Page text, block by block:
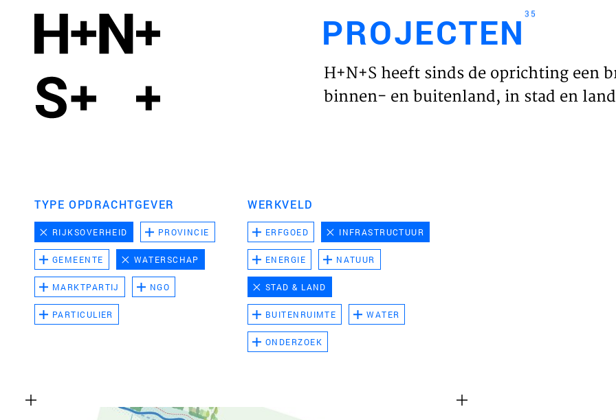
HOME
PROJECTEN35
H+N+S heeft sinds de oprichting een
binnen- en buitenland, in stad en
TYPE OPDRACHTGEVER
RIJKSOVERHEID PROVINCIE
GEMEENTE WATERSCHAP
MARKTPARTIJ NGO
PARTICULIER
WERKVELD
ERFGOED INFRASTRUCTUUR
ENERGIE NATUUR
STAD & LAND
BUITENRUIMTE WATER
ONDERZOEK